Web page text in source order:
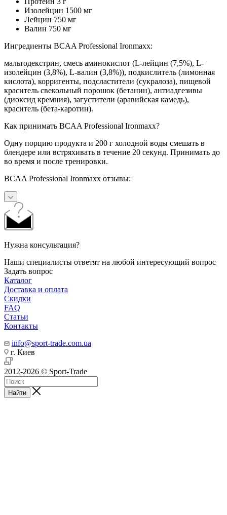
Изолейцин 1500 мг
Лейцин 750 мг
Валин 750 мг
Ингредиенты BCAA Professional Ironmaxx:
мальтодекстрин, смесь аминокислот (L-лейцин (7,5%), L-
изолейцин (3,8%), L-валин (3,8%)), подкислитель (лимонная
кислота), корригенты, подсластители (сукралоза), пищевой
краситель свекольный порошок (бетанин), антиадгезивы
(диоксид кремния), загустители (аравийская камедь),
краситель (бета-каротин).
Как принимать BCAA Professional Ironmaxx?
Одну порцию продукта и 200 г холодной воды смешать в
блендере или встряхивать в течение 20 секунд. Принимать до
во время и после тренировки.
BCAA Professional Ironmaxx отзывы:
Нужна консультация?
Наши специалисты ответят на любой интересующий вопрос
Задать вопрос
Каталог
Доставка и оплата
Скидки
FAQ
Статьи
Контакты
info@sport-trade.com.ua
г. Киев
2012-2026 © Sport-Trade
Найти